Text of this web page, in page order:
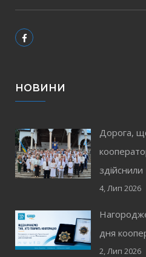
НОВИНИ
Дорога,
4, Лип 2026
дня
2, Лип 2026